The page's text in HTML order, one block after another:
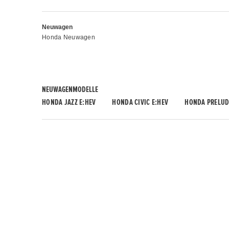
Neuwagen
Honda Neuwagen
NEUWAGENMODELLE
HONDA JAZZ E:HEV
HONDA CIVIC E:HEV HONDA